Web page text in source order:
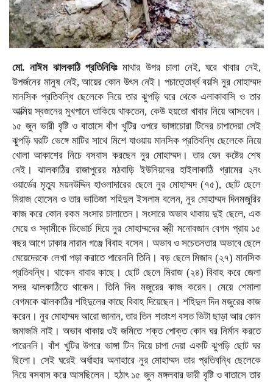
মো. নাঈম ঝালকাঠি প্রতিনিধিঃমাথার উপর চালা নেই, ঘরে খাবার নেই,
উপর্জনের মানুষ নেই, আয়ের কোন উৎস নেই। পচাত্তোর্ধ্ব বয়সি নুর মোহাম্মদ
মানসিক প্রতিবন্ধি ছেলেকে নিয়ে তার ঝুপড়ি ঘরে থেকে এলাকাবাসি ও তার
আত্মিয় স্বজনের মুখপানে তাকিয়ে থাকতেন, কেউ হয়তো খাবার নিয়ে আসবেন।
১৫ জুন ভারী বৃষ্টি ও বাতাসে বাঁশ খুটির ওপরে ভাঙ্গাচোরা টিনের চাপাদেয়া সেই
ঝুপড়ি ঘরটি ভেঙ্গে মাটির সাথে মিশে যাওয়ায় মানসিক প্রতিবন্ধি ছেলেকে নিয়ে
খোলা আকাশের নিচে বসবাস করছেন নুর মোহাম্মদ। তার যেন কষ্টের শেষ
নেই। ঝালকাঠির রাজাপুরের মঠবাড়ি ইউনিয়নের হাইলাকাঠি গ্রামের ২নং
ওয়ার্ডের মৃত্যু ময়নউদ্দিন হাওলাদারের ছেলে নুর মোহাম্মদ (৭৫), ছোট ছেলে
মিরাজ হোসেন ও তার ভাতিজা শহিদুল ইসলাম বলেন, নুর মোহাম্মদ দিনমজুরির
কাজ করে কোন রকম সংসার চালাতেন। সংসারে অভাব থাকায় দুই ছেলে, এক
মেয়ে ও স্বামীকে ডিভোর্চ দিয়ে নুর মোহাম্মদের স্ত্রী মনোবজান বেগম প্রায় ১৫
বছর আগে ঢাকার নারান গঞ্জে বিবাহ বসেন। অভাব ও সচেতনতার অভাবে ছেলে
মেয়েদেরকে লেখা পড়া করাতে পারেননি তিনি। বড় ছেলে মিজান (২৭) মানসিক
প্রতিবন্ধি। থাকেন বাবার কাছে। ছোট ছেলে মিরাজ (২৪) বিবাহ করে জেলা
সদর ঝালকাঠিতে থাকেন। তিনি দিন মজুরের কাজ করেন। মেয়ে শেমালা
বেগমকে ঝালকাঠির শহিদুলের কাছে বিবাহ দিয়েছেন। শহিদুল দিন মজুরের কাজ
করেন। নুর মোহাম্মদ আরো জানান, তার তিন শতাংশ বসত ভিটা ছাড়া আর কোন
জমাজমি নাই। অভাব থাকায় ওই জমিতে শক্ত পোক্ত কোন ঘর নির্মান করতে
পারেননি। বাঁশ খুটির উপরে ভাঙ্গা টিন দিয়ে চাপা দেয়া একটি ঝুপড়ি ছোট ঘর
ছিলো। সেই ঘরেই অর্ধাহার অনাহারে নুর মোহাম্মদ তার প্রতিবন্ধি ছেলেকে
নিয়ে বসবাস করে আসছিলেন। হঠাৎ ১৫ জুন মঙ্গলবার ভারী বৃষ্টি ও বাতাসে তার